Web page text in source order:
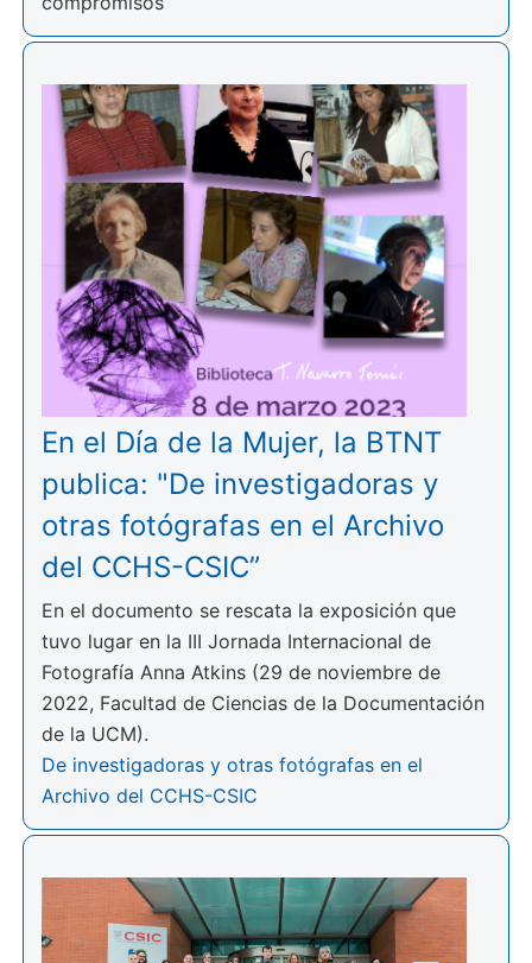
En el Día de la Mujer, la BTNT
publica: "De investigadoras y
otras fotógrafas en el Archivo
del CCHS-CSIC”
En el documento se rescata la exposición que
tuvo lugar en la III Jornada Internacional de
Fotografía Anna Atkins (29 de noviembre de
2022, Facultad de Ciencias de la Documentación
de la UCM).
De investigadoras y otras fotógrafas en el
Archivo del CCHS-CSIC